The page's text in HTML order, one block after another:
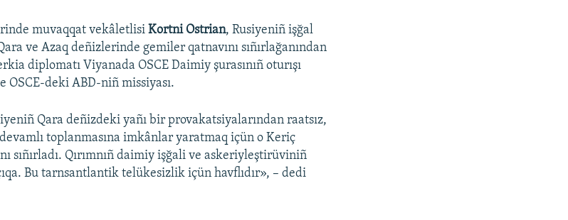
muvaqqat vekâletlisiKortni Ostrian, Rusiyeniñ işğal
ve Azaq deñizlerinde gemiler qatnavını sıñırlağanından
diplomatı Viyanada OSCE Daimiy şurasınıñ oturışı
OSCE-deki ABD-niñ missiyası.
Qara deñizdeki yañı bir provakatsiyalarından raatsız,
toplanmasına imkânlar yaratmaq içün o Keriç
sıñırladı. Qırımnıñ daimiy işğali ve askeriyleştirüviniñ
Bu tarnsantlantik telükesizlik içün havflıdır», – dedi